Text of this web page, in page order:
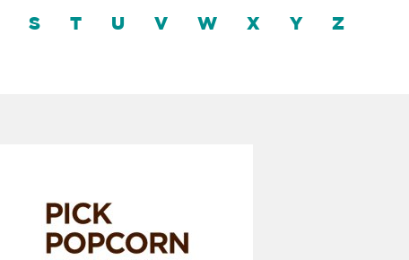
S T U V W X Y Z